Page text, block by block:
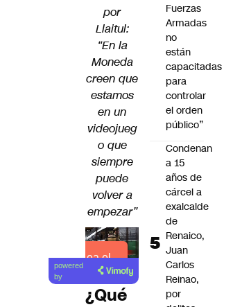
por
Llaitul:
“En la
Moneda
creen que
estamos
en un
videojueg
o que
siempre
puede
volver a
empezar”
Lea el
artículo
powered
by
¿Qué
Fuerzas
Armadas
no
están
capacitadas
para
controlar
el orden
público”
Condenan
a 15
años de
cárcel a
exalcalde
de
Renaico,
Juan
Carlos
Reinao,
por